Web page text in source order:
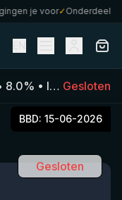
je voor✓Onderdeel van
8.0% • IPA - Imperial / Double New England / Hazy Gesloten
BBD: 15-06-2026
Gesloten